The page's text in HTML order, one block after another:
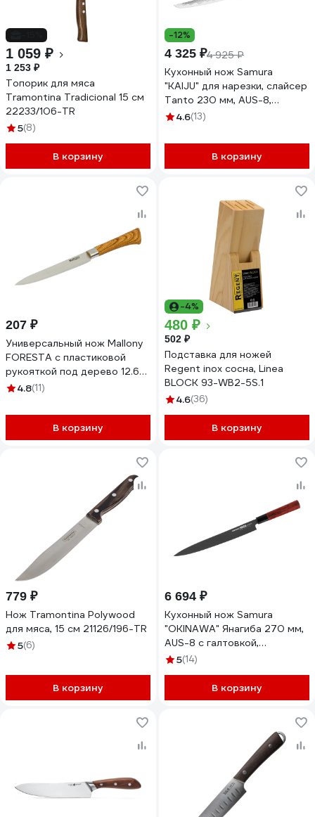
1 059 ₽
1 253 ₽
Топорик для мяса
Tramontina Tradicional 15 см
22233/106-TR
5(8)
В корзину
-12%
4 325 ₽4 925 ₽
Кухонный нож Samura
"KAIJU" для нарезки, слайсер
Tanto 230 мм, AUS-8,
дерево, с больстером SKJ-
4.6(13)
В корзину
207 ₽
Универсальный нож Mallony
FORESTA с пластиковой
рукояткой под дерево 12.6
см 103563
4.8(11)
В корзину
-4%
480 ₽
502 ₽
Подставка для ножей
Regent inox сосна, Linea
BLOCK 93-WB2-5S.1
4.6(36)
В корзину
779 ₽
Нож Tramontina Polywood
для мяса, 15 см 21126/196-TR
5(6)
В корзину
6 694 ₽
Кухонный нож Samura
"OKINAWA" Янагиба 270 мм,
AUS-8 с галтовкой,
палисандр SO-0111B/K
5(14)
В корзину